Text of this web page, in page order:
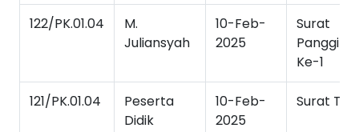
122/PK.01.04
M.
Juliansyah
10-Feb-
2025
Surat
Panggilan
Ke-1
121/PK.01.04
Peserta
Didik
10-Feb-
2025
Surat